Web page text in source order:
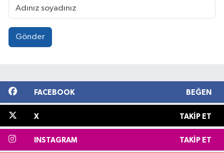
Gönder
FACEBOOK BEĞEN
X TAKIP ET
INSTAGRAM TAKIP ET